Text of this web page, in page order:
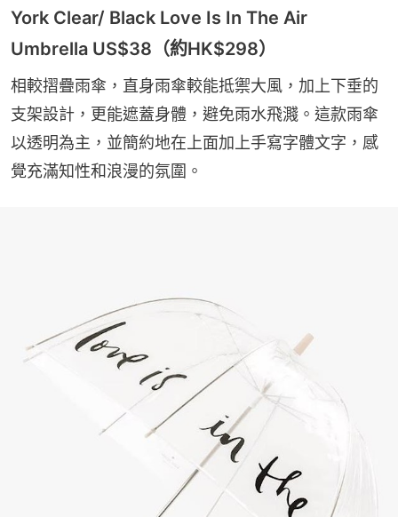
York Clear/ Black Love Is In The Air
Umbrella US$38（約HK$298）
相較摺疊雨傘，直身雨傘較能抵禦大風，加上下垂的
支架設計，更能遮蓋身體，避免雨水飛濺。這款雨傘
以透明為主，並簡約地在上面加上手寫字體文字，感
覺充滿知性和浪漫的氛圍。